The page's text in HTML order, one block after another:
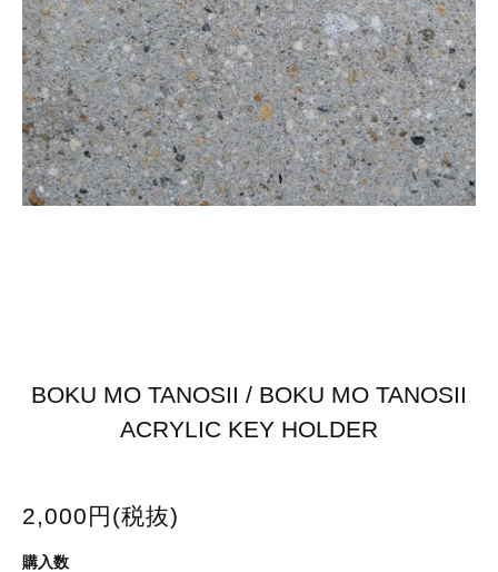
BOKU MO TANOSII / BOKU MO TANOSII
ACRYLIC KEY HOLDER
2,000円(税抜)
購入数